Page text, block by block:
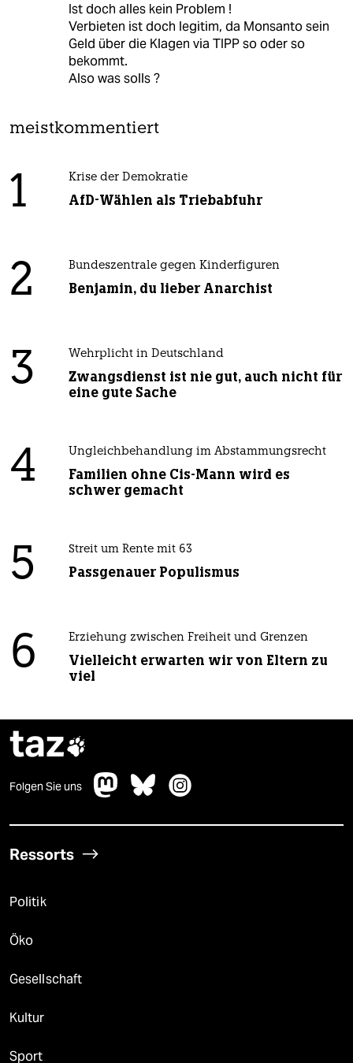
Ist doch alles kein Problem !
Verbieten ist doch legitim, da Monsanto sein
Geld über die Klagen via TIPP so oder so
bekommt.
Also was solls ?
meistkommentiert
1 Krise der Demokratie
AfD-Wählen als Triebabfuhr
2 Bundeszentrale gegen Kinderfiguren
Benjamin, du lieber Anarchist
3 Wehrplicht in Deutschland
Zwangsdienst ist nie gut, auch nicht für
eine gute Sache
4 Ungleichbehandlung im Abstammungsrecht
Familien ohne Cis-Mann wird es
schwer gemacht
5 Streit um Rente mit 63
Passgenauer Populismus
6 Erziehung zwischen Freiheit und Grenzen
Vielleicht erwarten wir von Eltern zu
viel
taz
Folgen Sie uns
Ressorts
Politik
Öko
Gesellschaft
Kultur
Sport